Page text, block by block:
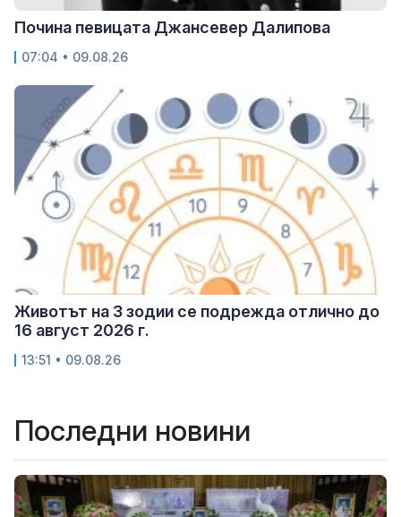
Почина певицата Джансевер Далипова
07:04 • 09.08.26
Животът на 3 зодии се подрежда отлично до
16 август 2026 г.
13:51 • 09.08.26
Последни новини